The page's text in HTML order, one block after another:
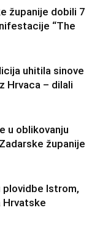
županije dobili 7
“The
uhitila sinove
Hrvaca – dilali
u oblikovanju
županije
plovidbe Istrom,
Hrvatske